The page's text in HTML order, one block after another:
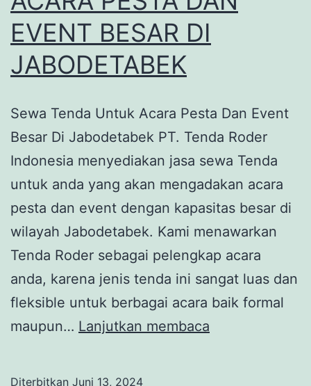
EVENT BESAR DI
JABODETABEK
Sewa Tenda Untuk Acara Pesta Dan Event
Besar Di Jabodetabek PT. Tenda Roder
Indonesia menyediakan jasa sewa Tenda
untuk anda yang akan mengadakan acara
pesta dan event dengan kapasitas besar di
wilayah Jabodetabek. Kami menawarkan
Tenda Roder sebagai pelengkap acara
anda, karena jenis tenda ini sangat luas dan
fleksible untuk berbagai acara baik formal
maupun… Lanjutkan membaca
Diterbitkan Juni 13, 2024